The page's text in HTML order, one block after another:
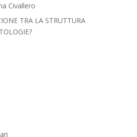
Civallero
TRA LA STRUTTURA